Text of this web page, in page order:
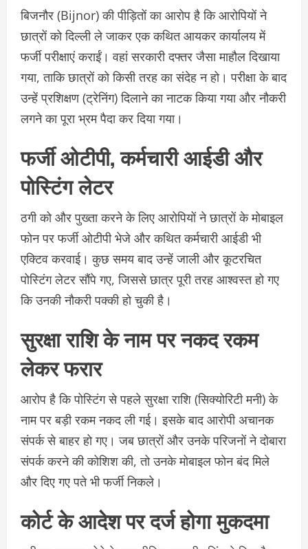
बिजनौर (Bijnor) की पीड़ितों काआरोप है कि आरोपियों ने
छात्रों को दिल्ली ले जाकर एक कथित आयकर कार्यालय में
फर्जी परीक्षाएं कराईं। वहां सरकारी दफ्तर जैसा माहौल दिखाया
गया, ताकि छात्रों को किसी तरह का संदेह न हो। परीक्षा के बाद
उन्हें प्रशिक्षण (ट्रेनिंग) दिलाने का नाटक किया गया और नौकरी
लगने का पूरा भ्रम पैदा कर दिया गया।
फर्जी ओटीपी, कर्मचारी आईडी और
पोस्टिंग लेटर
ठगी को और पुख्ता करने के लिए आरोपियों ने छात्रों के मोबाइल
फोन पर फर्जी ओटीपी भेजे और कथित कर्मचारी आईडी भी
एक्टिव करवाई। कुछ समय बाद उन्हें जाली और कूटरचित
पोस्टिंग लेटर सौंपे गए, जिससे छात्र पूरी तरह आश्वस्त हो गए
कि उनकी नौकरी पक्की हो चुकी है।
सुरक्षा राशि के नाम पर नकद रकम
लेकर फरार
आरोप है कि पोस्टिंग से पहले सुरक्षा राशि (सिक्योरिटी मनी) के
नाम पर बड़ी रकम नकद ली गई। इसके बाद आरोपी अचानक
संपर्क से बाहर हो गए। जब छात्रों और उनके परिजनों ने दोबारा
संपर्क करने की कोशिश की, तो उनके मोबाइल फोन बंद मिले
और दिए गए पते भी फर्जी निकले।
कोर्ट के आदेश पर दर्ज होगा मुकदमा